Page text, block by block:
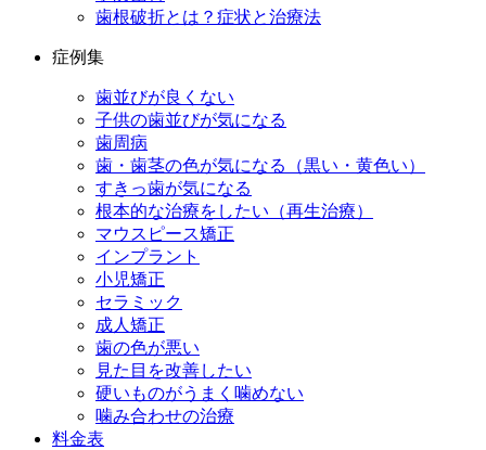
歯根破折とは？症状と治療法
症例集
歯並びが良くない
子供の歯並びが気になる
歯周病
歯・歯茎の色が気になる（黒い・黄色い）
すきっ歯が気になる
根本的な治療をしたい（再生治療）
マウスピース矯正
インプラント
小児矯正
セラミック
成人矯正
歯の色が悪い
見た目を改善したい
硬いものがうまく噛めない
噛み合わせの治療
料金表